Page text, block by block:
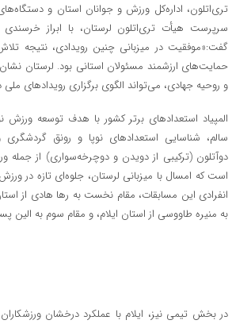
تری‌اتلون، اداره‌کل ورزش و جوانان استان و
سرپرست هیأت تری‌اتلون لرستان، با ابراز خرسندی
گفت:«موفقیت در میزبانی چنین رویدادی، نتیجه
حمایت‌های ارزشمند مسئولان استانی بود. لرستان
و روحیه جهادی، می‌تواند الگوی برگزاری رویدادهای ملی
المپیاد استعدادهای برتر کشور با هدف توسعه ورزش
سالم، شناسایی استعدادهای نوپا و رونق
دوآتلون (ترکیبی از دویدن و دوچرخه‌سواری) از جمله
است که امسال با میزبانی لرستان، جلوه‌ای تازه در
انفرادی این مسابقات، مقام نخست به رها هادی از
به منیره طاووسی از استان ایلام، و مقام سوم به الین
در بخش تیمی نیز، ایلام با عملکرد درخشان